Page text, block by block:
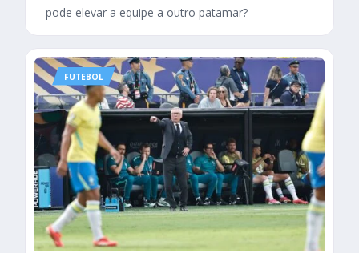
pode elevar a equipe a outro patamar?
FUTEBOL